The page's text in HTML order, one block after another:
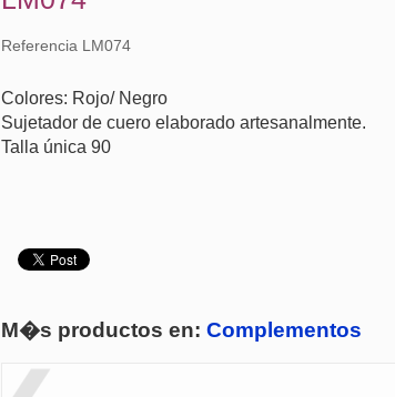
Referencia LM074
Colores: Rojo/ Negro
Sujetador de cuero elaborado artesanalmente.
Talla única 90
M�s productos en: Complementos